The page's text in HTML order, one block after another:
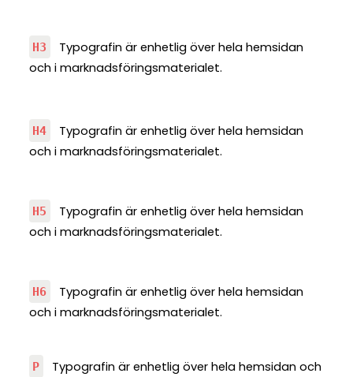
H3
Typografin är enhetlig över hela hemsidan
och i marknadsföringsmaterialet.
H4
Typografin är enhetlig över hela hemsidan
och i marknadsföringsmaterialet.
H5
Typografin är enhetlig över hela hemsidan
och i marknadsföringsmaterialet.
H6
Typografin är enhetlig över hela hemsidan
och i marknadsföringsmaterialet.
P
Typografin är enhetlig över hela hemsidan och